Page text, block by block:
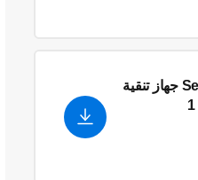
Series 3000 AC3737 جهاز تنقية